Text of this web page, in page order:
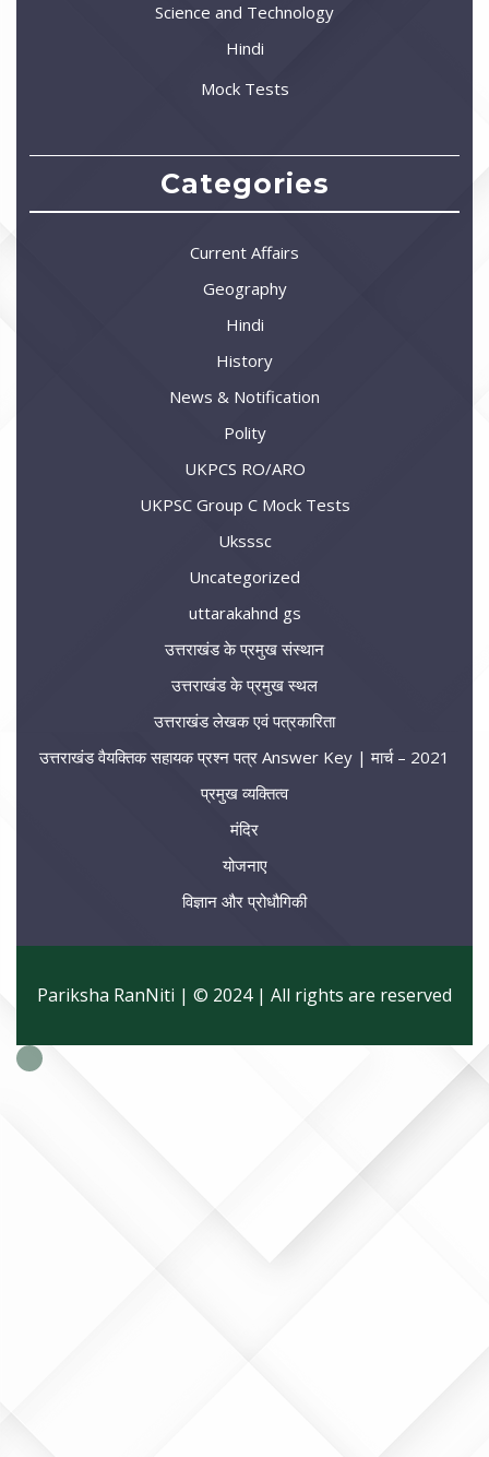
Science and Technology
Hindi
Mock Tests
Categories
Current Affairs
Geography
Hindi
History
News & Notification
Polity
UKPCS RO/ARO
UKPSC Group C Mock Tests
Uksssc
Uncategorized
uttarakahnd gs
उत्तराखंड के प्रमुख संस्थान
उत्तराखंड के प्रमुख स्थल
उत्तराखंड लेखक एवं पत्रकारिता
उत्तराखंड वैयक्तिक सहायक प्रश्न पत्र Answer Key | मार्च – 2021
प्रमुख व्यक्तित्व
मंदिर
योजनाए
विज्ञान और प्रोधौगिकी
Pariksha RanNiti | © 2024 | All rights are reserved